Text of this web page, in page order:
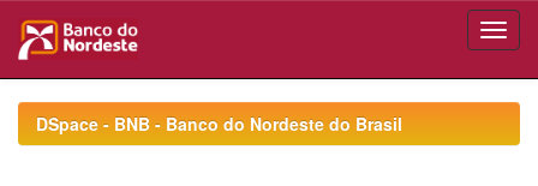
navigationDSpace - BNB - Banco do Nordeste do Brasil